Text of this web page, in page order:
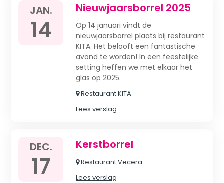
JAN.
14
Nieuwjaarsborrel 2025
Op 14 januari vindt de
nieuwjaarsborrel plaats bij restaurant
KITA. Het belooft een fantastische
avond te worden! In een feestelijke
setting heffen we met elkaar het
glas op 2025.
Restaurant KITA
Lees verslag
DEC.
17
Kerstborrel
Restaurant Vecera
Lees verslag